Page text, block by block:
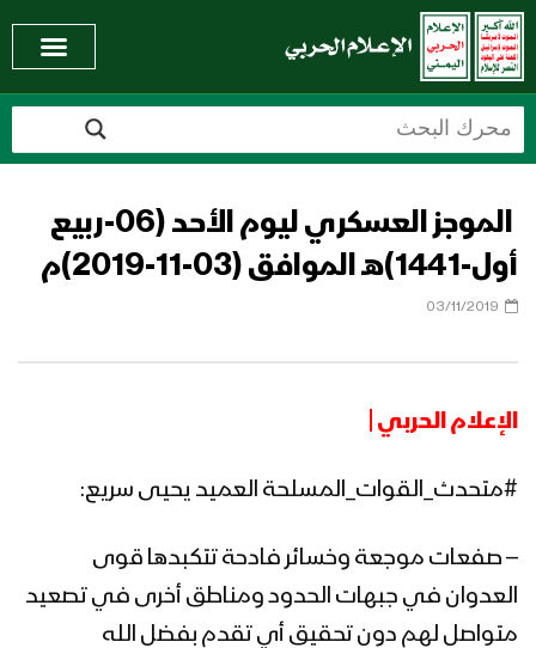
الموجز العسكري ليوم الأحد (06-ربيع
أول-1441)هـ الموافق (03-11-2019)م
03/11/2019
الإعلام الحربي |
#متحدث_القوات_المسلحة العميد يحيى سريع:
– صفعات موجعة وخسائر فادحة تتكبدها قوى
العدوان في جبهات الحدود ومناطق أخرى في تصعيد
متواصل لهم دون تحقيق أي تقدم بفضل الله